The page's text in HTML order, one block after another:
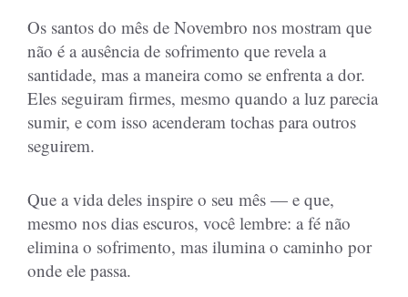
Os santos do mês de Novembro nos mostram que
não é a ausência de sofrimento que revela a
santidade, mas a maneira como se enfrenta a dor.
Eles seguiram firmes, mesmo quando a luz parecia
sumir, e com isso acenderam tochas para outros
seguirem.
Que a vida deles inspire o seu mês — e que,
mesmo nos dias escuros, você lembre: a fé não
elimina o sofrimento, mas ilumina o caminho por
onde ele passa.